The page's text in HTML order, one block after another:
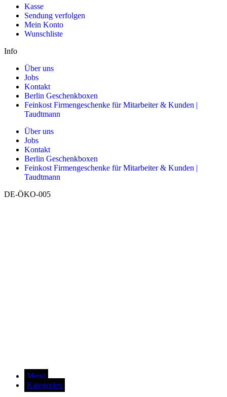
Kasse
Sendung verfolgen
Mein Konto
Wunschliste
Info
Über uns
Jobs
Kontakt
Berlin Geschenkboxen
Feinkost Firmengeschenke für Mitarbeiter & Kunden |
Taudtmann
Über uns
Jobs
Kontakt
Berlin Geschenkboxen
Feinkost Firmengeschenke für Mitarbeiter & Kunden |
Taudtmann
DE-ÖKO-005
Menü
Kategorien